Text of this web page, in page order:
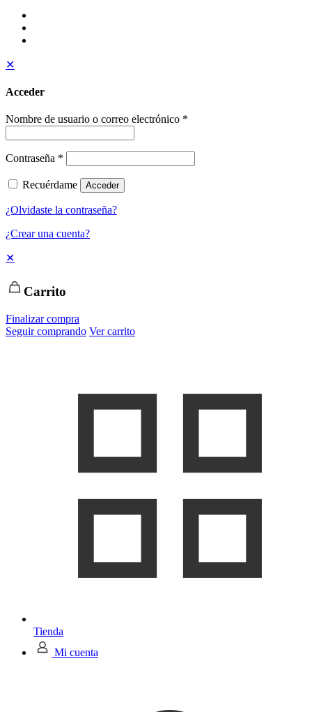
✕
Acceder
Nombre de usuario o correo electrónico *
Contraseña *
Recuérdame Acceder
¿Olvidaste la contraseña?
¿Crear una cuenta?
✕
Carrito
Finalizar compra
Seguir comprando Ver carrito
Tienda
Mi cuenta